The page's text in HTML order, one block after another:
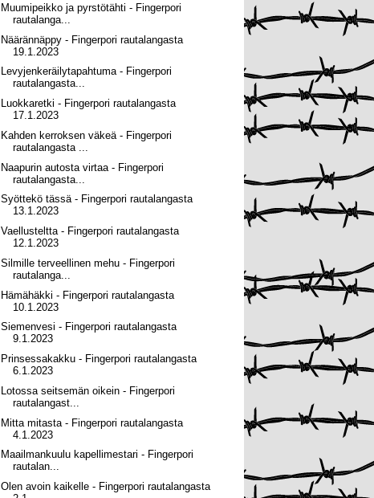
Muumipeikko ja pyrstötähti - Fingerpori
rautalanga...
Näärännäppy - Fingerpori rautalangasta
19.1.2023
Levyjenkeräilytapahtuma - Fingerpori
rautalangasta...
Luokkaretki - Fingerpori rautalangasta
17.1.2023
Kahden kerroksen väkeä - Fingerpori
rautalangasta ...
Naapurin autosta virtaa - Fingerpori
rautalangasta...
Syöttekö tässä - Fingerpori rautalangasta
13.1.2023
Vaellusteltta - Fingerpori rautalangasta
12.1.2023
Silmille terveellinen mehu - Fingerpori
rautalanga...
Hämähäkki - Fingerpori rautalangasta
10.1.2023
Siemenvesi - Fingerpori rautalangasta
9.1.2023
Prinsessakakku - Fingerpori rautalangasta
6.1.2023
Lotossa seitsemän oikein - Fingerpori
rautalangast...
Mitta mitasta - Fingerpori rautalangasta
4.1.2023
Maailmankuulu kapellimestari - Fingerpori
rautalan...
Olen avoin kaikelle - Fingerpori rautalangasta